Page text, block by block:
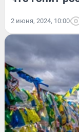
2 июня, 2024, 10:00